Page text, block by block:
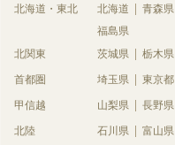
北海道・東北 北海道 青森県
福島県
北関東
茨城県 栃木県
首都圏 埼玉県 東京都
甲信越 山梨県 長野県
北陸 石川県 富山県